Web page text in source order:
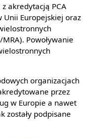
akredytacją PCA
Unii Europejskiej oraz
Powoływanie
organizacjach
przez
w Europie a nawet
zostały podpisane